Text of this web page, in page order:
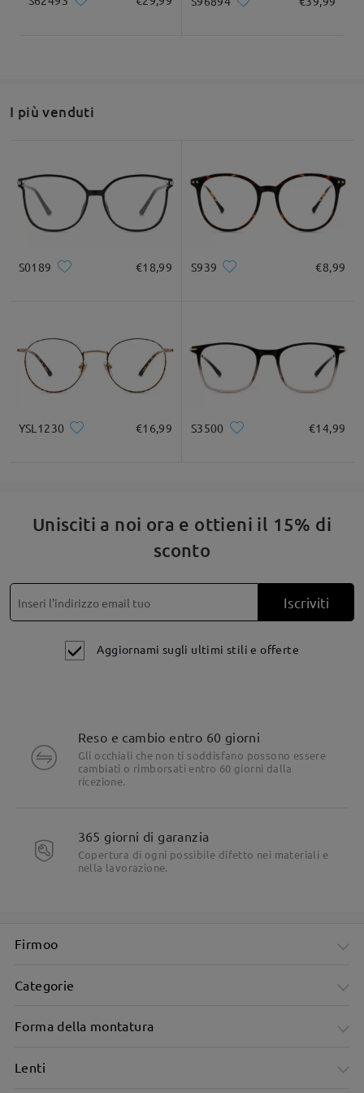
I più venduti
S0189 €18,99 S939 €8,99
YSL1230 €16,99 S3500 €14,99
Unisciti a noi ora e ottieni il 15% di
sconto
Iscriviti
Aggiornami sugli ultimi stili e offerte
Reso e cambio entro 60 giorni
Gli occhiali che non ti soddisfano possono essere
cambiati o rimborsati entro 60 giorni dalla
ricezione.
365 giorni di garanzia
Copertura di ogni possibile difetto nei materiali e
nella lavorazione.
Firmoo
Categorie
Forma della montatura
Lenti